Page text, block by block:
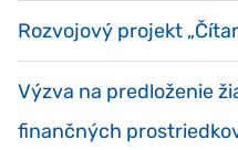
Rozvojový projekt
Výzva na predloženie
finančných